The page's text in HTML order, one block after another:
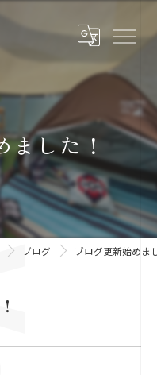
した！
ブログ ブログ更新始めま